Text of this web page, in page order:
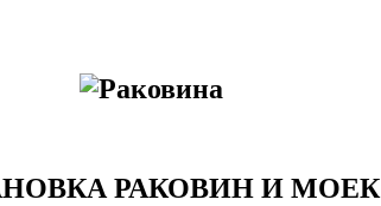
РАКОВИН И МОЕК